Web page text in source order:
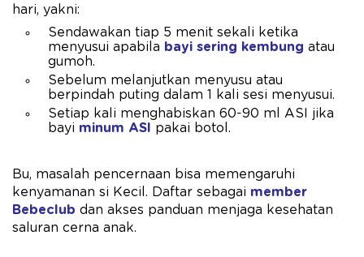
hari, yakni:
Sendawakan tiap 5 menit sekali ketika
menyusui apabila bayi sering kembung atau
gumoh.
Sebelum melanjutkan menyusu atau
berpindah puting dalam 1 kali sesi menyusui.
Setiap kali menghabiskan 60-90 ml ASI jika
bayi minum ASI pakai botol.
Bu, masalah pencernaan bisa memengaruhi
kenyamanan si Kecil. Daftar sebagai member
Bebeclub dan akses panduan menjaga kesehatan
saluran cerna anak.